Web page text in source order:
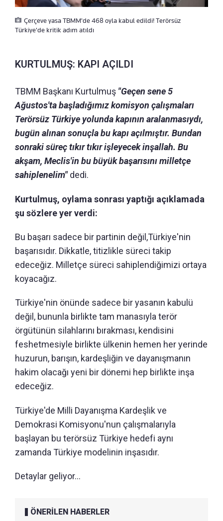
Çerçeve yasa TBMM'de 468 oyla kabul edildi! Terörsüz
Türkiye'de kritik adım atıldı
KURTULMUŞ: KAPI AÇILDI
TBMM Başkanı Kurtulmuş "Geçen sene 5
Ağustos'ta başladığımız komisyon çalışmaları
Terörsüz Türkiye yolunda kapının aralanmasıydı,
bugün alınan sonuçla bu kapı açılmıştır. Bundan
sonraki süreç tıkır tıkır işleyecek inşallah. Bu
akşam, Meclis'in bu büyük başarısını milletçe
sahiplenelim"dedi.
Kurtulmuş, oylama sonrası yaptığı açıklamada
şu sözlere yer verdi:
Bu başarı sadece bir partinin değil,Türkiye'nin
başarısıdır. Dikkatle, titizlikle süreci takip
edeceğiz. Milletçe süreci sahiplendiğimizi ortaya
koyacağız.
Türkiye'nin önünde sadece bir yasanın kabulü
değil, bununla birlikte tam manasıyla terör
örgütünün silahlarını bırakması, kendisini
feshetmesiyle birlikte ülkenin hemen her yerinde
huzurun, barışın, kardeşliğin ve dayanışmanın
hakim olacağı yeni bir dönemi hep birlikte inşa
edeceğiz.
Türkiye'de Milli Dayanışma Kardeşlik ve
Demokrasi Komisyonu'nun çalışmalarıyla
başlayan bu terörsüz Türkiye hedefi aynı
zamanda Türkiye modelinin inşasıdır.
Detaylar geliyor...
ÖNERİLEN HABERLER